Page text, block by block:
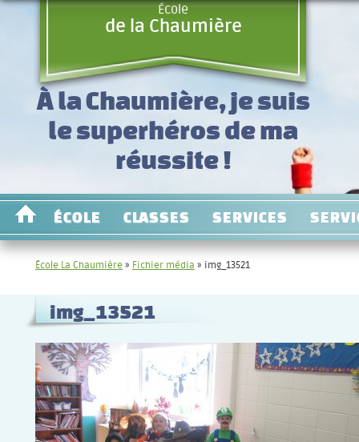
École
de la Chaumière
À la Chaumière, je suis
le superhéros de ma
réussite !
ÉCOLE CLASSES SERVICES
École La Chaumière » Fichier média » img_13521
img_13521